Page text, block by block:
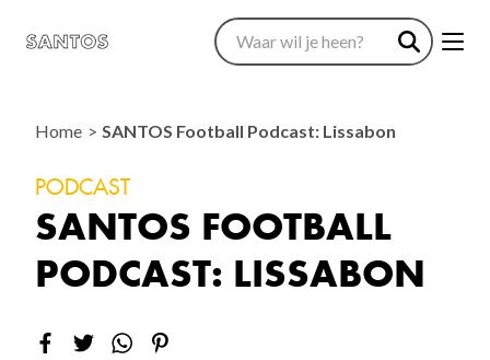
Home SANTOS Football Podcast: Lissabon
PODCAST
SANTOS FOOTBALL
PODCAST: LISSABON